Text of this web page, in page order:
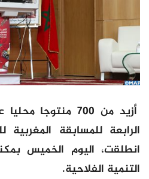
أزيد من 700
الرابعة للمسابقة المغربية
انطلقت، اليوم الخميس
التنمية الفلاحية.